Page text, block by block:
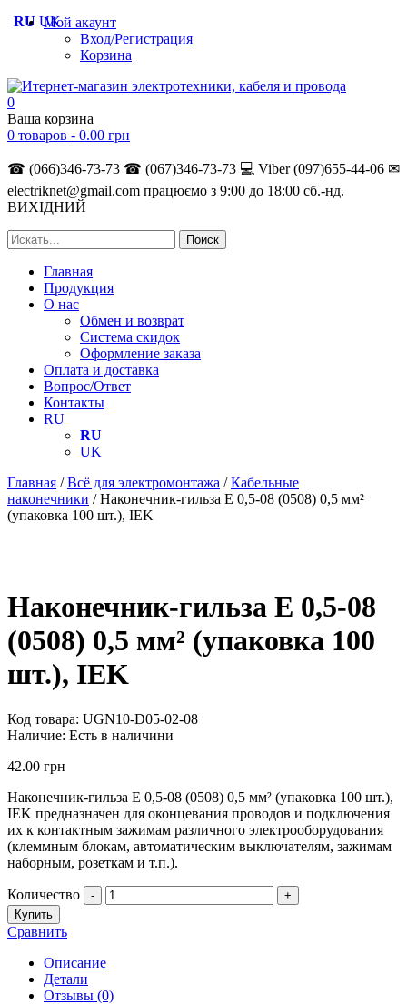
Мой акаунт
Вход/Регистрация
Корзина
0
Ваша корзина
0 товаров - 0.00 грн
☎ (066)346-73-73 ☎ (067)346-73-73 💻 Viber (097)655-44-06 ✉
electriknet@gmail.com працюємо з 9:00 до 18:00 сб.-нд.
ВИХІДНИЙ
Главная
Продукция
О нас
Обмен и возврат
Система скидок
Оформление заказа
Оплата и доставка
Вопрос/Ответ
Контакты
RU
RU
UK
Главная /Всё для электромонтажа /Кабельные
наконечники / Наконечник-гильза Е 0,5-08 (0508) 0,5 мм²
(упаковка 100 шт.), IEK
Наконечник-гильза Е 0,5-08
(0508) 0,5 мм² (упаковка 100
шт.), IEK
Код товара: UGN10-D05-02-08
Наличие: Есть в наличини
42.00 грн
Наконечник-гильза Е 0,5-08 (0508) 0,5 мм² (упаковка 100 шт.),
IEK предназначен для оконцевания проводов и подключения
их к контактным зажимам различного электрооборудования
(клеммным блокам, автоматическим выключателям, зажимам
наборным, розеткам и т.п.).
Количество -
+
Купить
Сравнить
Описание
Детали
Отзывы (0)
RU UK